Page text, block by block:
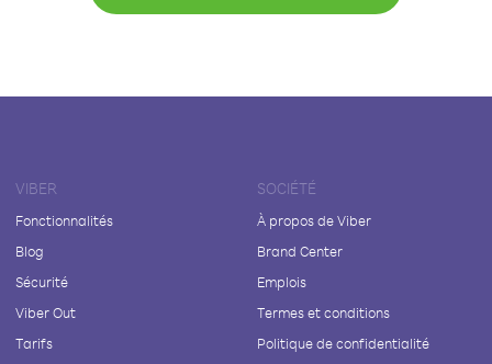
VIBER
Fonctionnalités
Blog
Sécurité
Viber Out
Tarifs
SOCIÉTÉ
À propos de Viber
Brand Center
Emplois
Termes et conditions
Politique de confidentialité